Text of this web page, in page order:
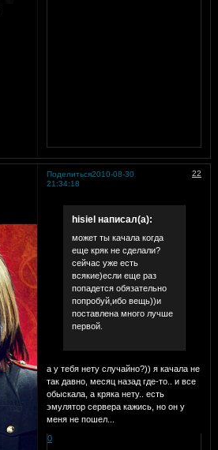
Поделиться 22
2010-08-30
21:34:18
hisiel написал(а):
может ты качала когда
еще кряк не сделали?
сейчас уже есть
всякие)если еще раз
попадется обязательно
попробуй,ибо вещь))и
поставлена много лучше
первой.
а у тебя нету случайно?)) я качала не
так давно, месяц назад где-то.. и все
обыскала, а кряка нету.. есть
эмулятор сервера кажись, но он у
меня не пошел...
0